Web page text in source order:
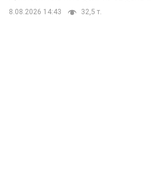
8.08.2026 14:43 32,5 т.